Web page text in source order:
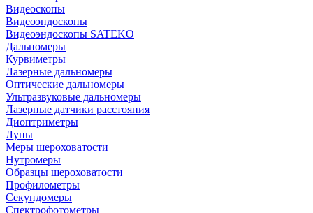
Видеоскопы
Видеоэндоскопы
Видеоэндоскопы SATEKO
Дальномеры
Курвиметры
Лазерные дальномеры
Оптические дальномеры
Ультразвуковые дальномеры
Лазерные датчики расстояния
Диоптриметры
Лупы
Меры шероховатости
Нутромеры
Образцы шероховатости
Профилометры
Секундомеры
Спектрофотометры